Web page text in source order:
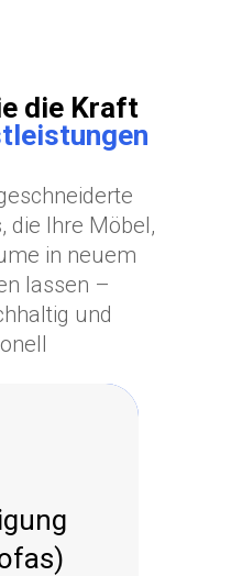
die Kraft
die Ihre Möbel,
in neuem
lassen –
und